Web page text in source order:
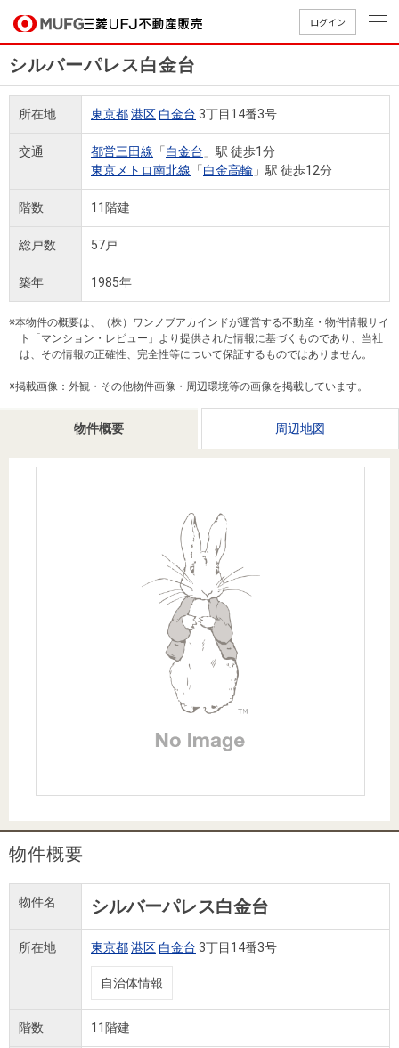
ログイン
買いたいTOP
中古
マン
ショ
ンを
探す
築・
中古
一戸
建て
を探
住宅ロー
ンシミュ
レーショ
住まいと
暮らしの
税金の本
ック）
購入ガイ
ド
売りたいTOP
無
料
査
定
却
相
談
売却
周辺相場
検索
ック）
売却ガイ
ド
店舗案内TOP
店舗のご
案内（首
都圏）
案内（名
古屋）
案内（関
西）
会社情報TOP
ごあいさ
つ
要
Way
経営ビジ
ョン
組織図
役員一
覧
ニュース
採用情報TOP
新卒採用
情報
採用情報
買いたい
売りたい
採用情報
法人のお客さま
提携企業にお勤めの方
シルバーパレス白金台
物件概要 周辺地図
所在地 東京都港区 白金台 3丁目14番3号
交通 都営三田線 「白金台 」駅 徒歩1分
東京メトロ南北線 「白金高輪 」駅 徒歩12分
階数 11階建
総戸数 57戸
築年 1985年
※本物件の概要は、（株）ワンノブアカインドが運営する不動産・物件情報サイ
ト「マンション・レビュー」より提供された情報に基づくものであり、当社
は、その情報の正確性、完全性等について保証するものではありません。
※掲載画像：外観・その他物件画像・周辺環境等の画像を掲載しています。
物件概要
物件名 シルバーパレス白金台
所在地 東京都港区 白金台 3丁目14番3号
自治体情報
階数 11階建